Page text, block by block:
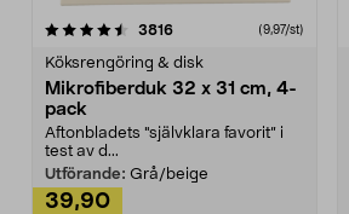
3816recensioner (9,97/st)
Köksrengöring & disk
Mikrofiberduk 32 x 31 cm, 4-
pack
Aftonbladets "självklara favorit” i
test av d...
Utförande: Grå/beige
39,90
4.0av 5 stjärnor